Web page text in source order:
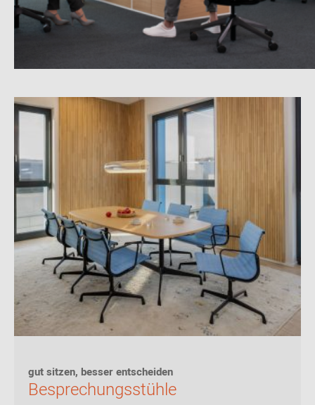
gut sitzen, besser entscheiden
Besprechungsstühle